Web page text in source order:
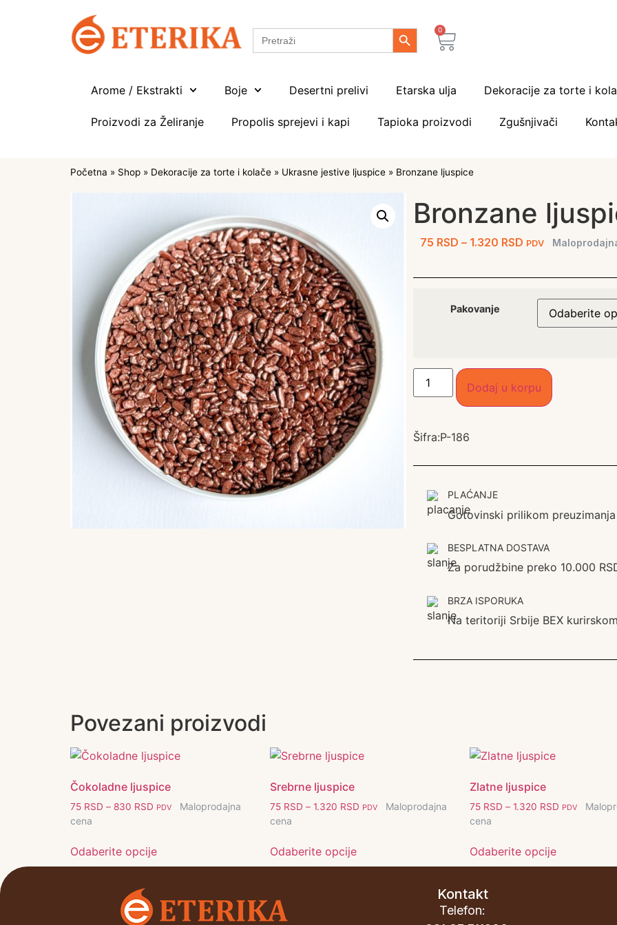
Search
for:
Search Button
0
Arome / Ekstrakti Boje Desertni prelivi Etarska ulja Dekoracije za torte i
Proizvodi za Želiranje Propolis sprejevi i kapi Tapioka proizvodi Zgušnjivači
Početna » Shop » Dekoracije za torte i kolače » Ukrasne jestive ljuspice » Bronzane ljuspice
Bronzane
75 RSD – 1.320 RSD PDV
Pakovanje
Dodaj u korpu
Šifra:P-186
PLAĆANJE
Gotovinski prilikom preuzimanja
BESPLATNA DOSTAVA
Za porudžbine preko 10.000
BRZA ISPORUKA
Na teritoriji Srbije BEX
Povezani proizvodi
Čokoladne ljuspice
75 RSD – 830 RSD PDV
Maloprodajna
cena
Odaberite opcije
Srebrne ljuspice
75 RSD – 1.320 RSD PDV
Maloprodajna
cena
Odaberite opcije
Zlatne ljuspice
75 RSD – 1.320 RSD PDV
cena
Odaberite opcije
Kontakt
Telefon: